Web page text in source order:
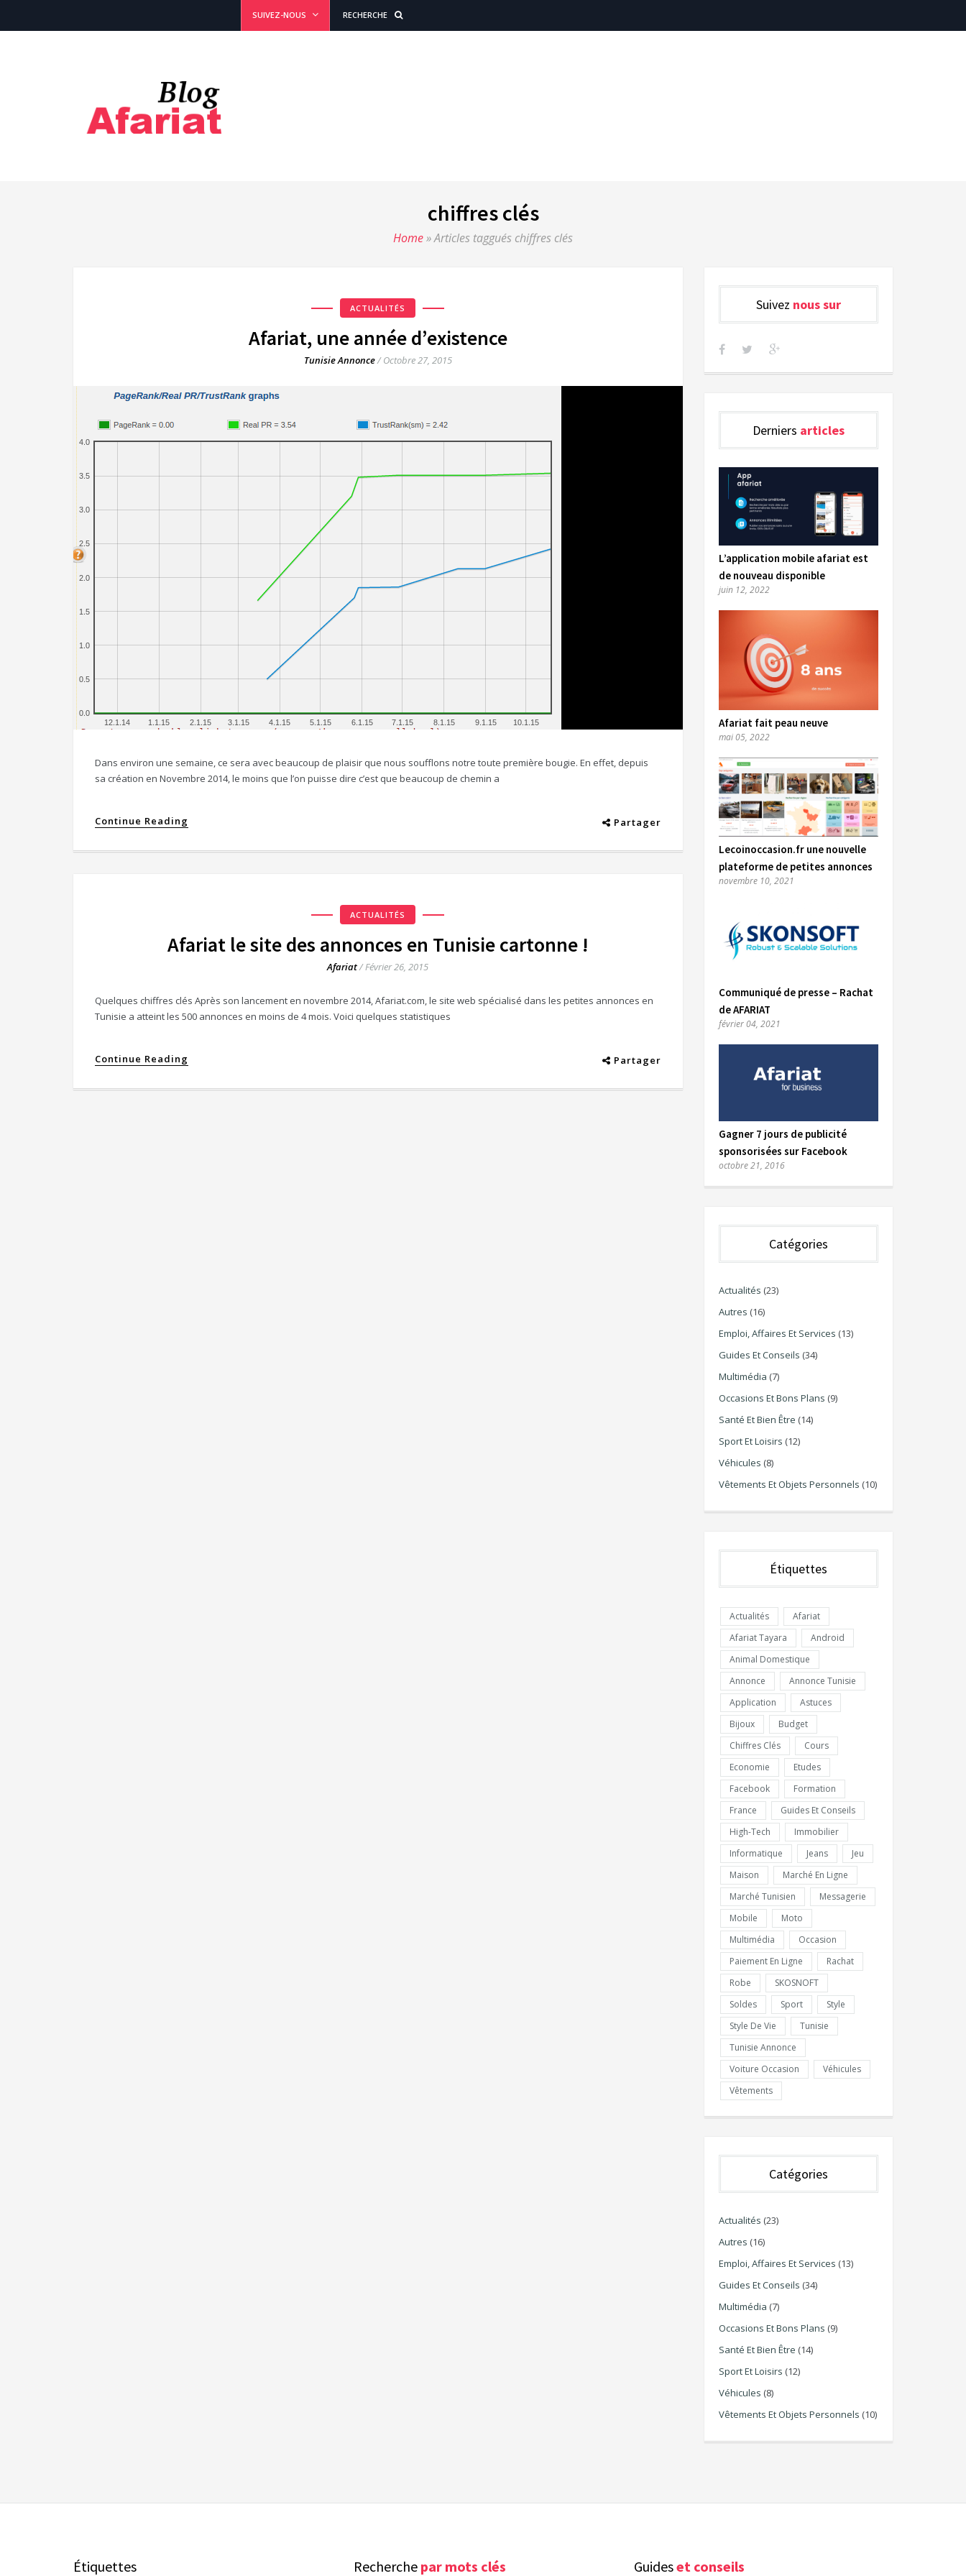
SUIVEZ-NOUS RECHERCHE
chiffres clés
Home»Articles taggués chiffres clés
ACTUALITÉS
Afariat, une année d’existence
Tunisie Annonce/Octobre 27, 2015
Dans environ une semaine, ce sera avec beaucoup de plaisir que nous soufflons notre toute première bougie. En effet, depuis
sa création en Novembre 2014, le moins que l’on puisse dire c’est que beaucoup de chemin a
Continue Reading Partager
ACTUALITÉS
Afariat le site des annonces en Tunisie cartonne !
Afariat/Février 26, 2015
Quelques chiffres clés Après son lancement en novembre 2014, Afariat.com, le site web spécialisé dans les petites annonces en
Tunisie a atteint les 500 annonces en moins de 4 mois. Voici quelques statistiques
Continue Reading Partager
Suivez nous sur
Derniers articles
L’application mobile afariat est
de nouveau disponible
juin 12, 2022
Afariat fait peau neuve
mai 05, 2022
Lecoinoccasion.fr une nouvelle
plateforme de petites annonces
novembre 10, 2021
Communiqué de presse – Rachat
de AFARIAT
février 04, 2021
Gagner 7 jours de publicité
sponsorisées sur Facebook
octobre 21, 2016
Catégories
Actualités (23)
Autres (16)
Emploi, Affaires Et Services (13)
Guides Et Conseils (34)
Multimédia (7)
Occasions Et Bons Plans (9)
Santé Et Bien Être (14)
Sport Et Loisirs (12)
Véhicules (8)
Vêtements Et Objets Personnels (10)
Étiquettes
Actualités
Afariat
Afariat Tayara
Android
Animal Domestique
Annonce
Annonce Tunisie
Application
Astuces
Bijoux
Budget
Chiffres Clés
Cours
Economie
Etudes
Facebook
Formation
France
Guides Et Conseils
High-Tech
Immobilier
Informatique
Jeans
Jeu
Maison
Marché En Ligne
Marché Tunisien
Messagerie
Mobile
Moto
Multimédia
Occasion
Paiement En Ligne
Rachat
Robe
SKOSNOFT
Soldes
Sport
Style
Style De Vie
Tunisie
Tunisie Annonce
Voiture Occasion
Véhicules
Vêtements
Catégories
Actualités (23)
Autres (16)
Emploi, Affaires Et Services (13)
Guides Et Conseils (34)
Multimédia (7)
Occasions Et Bons Plans (9)
Santé Et Bien Être (14)
Sport Et Loisirs (12)
Véhicules (8)
Vêtements Et Objets Personnels (10)
Étiquettes Recherche par mots clés Guideset conseils